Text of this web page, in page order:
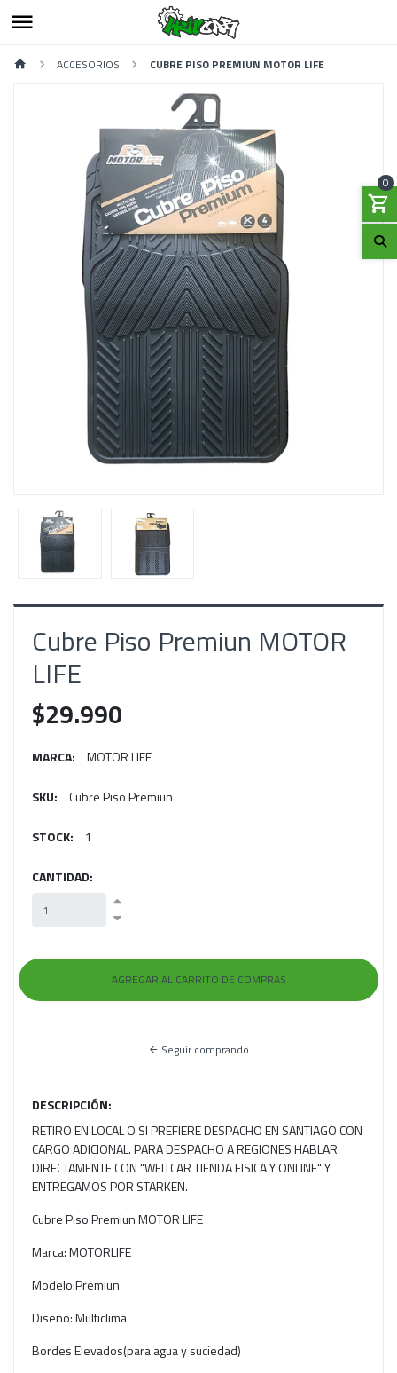
0
ACCESORIOS CUBRE PISO PREMIUN MOTOR LIFE
Previous
Cubre Piso Premiun MOTOR
LIFE
$29.990
MARCA: MOTOR LIFE
SKU: Cubre Piso Premiun
STOCK: 1
CANTIDAD:
Seguir comprando
DESCRIPCIÓN:
RETIRO EN LOCAL O SI PREFIERE DESPACHO EN SANTIAGO CON
CARGO ADICIONAL. PARA DESPACHO A REGIONES HABLAR
DIRECTAMENTE CON "WEITCAR TIENDA FISICA Y ONLINE" Y
ENTREGAMOS POR STARKEN.
Cubre Piso Premiun MOTOR LIFE
Marca: MOTORLIFE
Modelo:Premiun
Diseño: Multiclima
Bordes Elevados(para agua y suciedad)